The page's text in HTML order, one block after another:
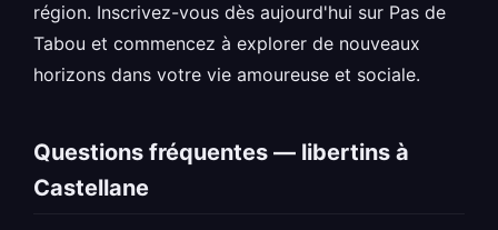
région. Inscrivez-vous dès aujourd'hui sur Pas de
Tabou et commencez à explorer de nouveaux
horizons dans votre vie amoureuse et sociale.
Questions fréquentes — libertins à
Castellane